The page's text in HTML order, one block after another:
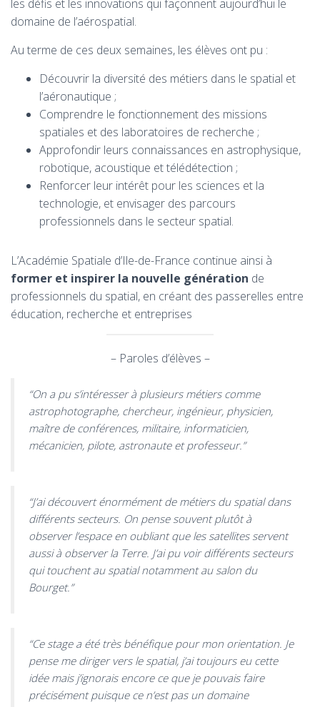
les défis et les innovations qui façonnent aujourd’hui le
domaine de l’aérospatial.
Au terme de ces deux semaines, les élèves ont pu :
Découvrir la diversité des métiers dans le spatial et
l’aéronautique ;
Comprendre le fonctionnement des missions
spatiales et des laboratoires de recherche ;
Approfondir leurs connaissances en astrophysique,
robotique, acoustique et télédétection ;
Renforcer leur intérêt pour les sciences et la
technologie, et envisager des parcours
professionnels dans le secteur spatial.
L’Académie Spatiale d’Ile-de-France continue ainsi à
former et inspirer la nouvelle génération de
professionnels du spatial, en créant des passerelles entre
éducation, recherche et entreprises
– Paroles d’élèves –
“On a pu s’intéresser à plusieurs métiers comme
astrophotographe, chercheur, ingénieur, physicien,
maître de conférences, militaire, informaticien,
mécanicien, pilote, astronaute et professeur.”
“J’ai découvert énormément de métiers du spatial dans
différents secteurs. On pense souvent plutôt à
observer l’espace en oubliant que les satellites servent
aussi à observer la Terre. J’ai pu voir différents secteurs
qui touchent au spatial notamment au salon du
Bourget.”
“Ce stage a été très bénéfique pour mon orientation. Je
pense me diriger vers le spatial, j’ai toujours eu cette
idée mais j’ignorais encore ce que je pouvais faire
précisément puisque ce n’est pas un domaine